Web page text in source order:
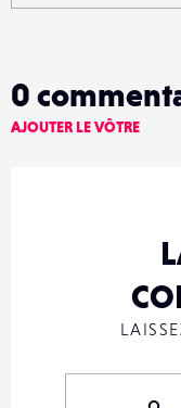
0
AJOUTER LE VÔTRE